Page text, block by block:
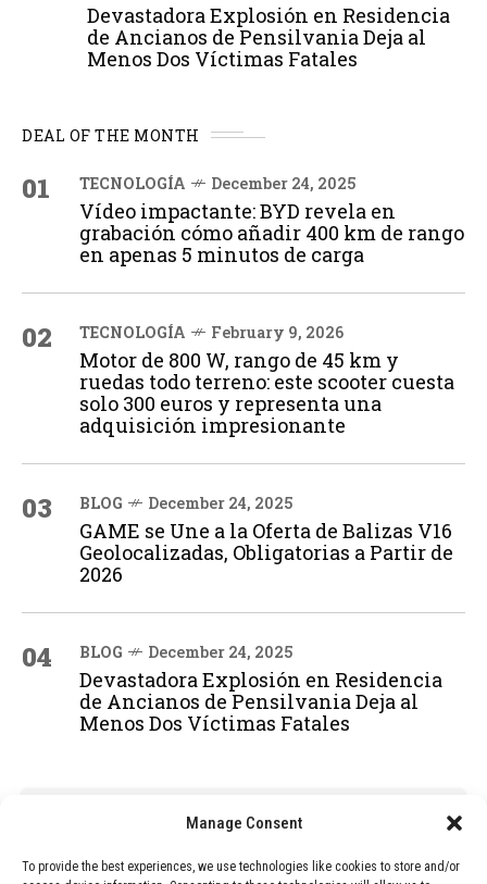
Manage Consent
To provide the best experiences, we use technologies like cookies to store and/or
Devastadora Explosión en Residencia
de Ancianos de Pensilvania Deja al
Menos Dos Víctimas Fatales
DEAL OF THE MONTH
01 TECNOLOGÍA December 24, 2025
Vídeo impactante: BYD revela en
grabación cómo añadir 400 km de rango
en apenas 5 minutos de carga
02 TECNOLOGÍA February 9, 2026
Motor de 800 W, rango de 45 km y
ruedas todo terreno: este scooter cuesta
solo 300 euros y representa una
adquisición impresionante
03 BLOG December 24, 2025
GAME se Une a la Oferta de Balizas V16
Geolocalizadas, Obligatorias a Partir de
2026
04 BLOG December 24, 2025
Devastadora Explosión en Residencia
de Ancianos de Pensilvania Deja al
Menos Dos Víctimas Fatales